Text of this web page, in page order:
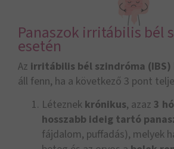
Panaszok irritábilis bél
esetén
Az irritábilis bél szindróma (IBS)
áll fenn, ha a következő 3 pont
Léteznek krónikus, azaz 3
hosszabb ideig tartó
fájdalom, puffadás), melyek